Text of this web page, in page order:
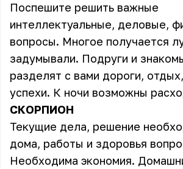
Поспешите решить важные
интеллектуальные, деловые,
вопросы. Многое получается
задумывали. Подруги и
разделят с вами дороги,
успехи. К ночи возможны
СКОРПИОН
Текущие дела, решение
дома, работы и здоровья
Необходима экономия.